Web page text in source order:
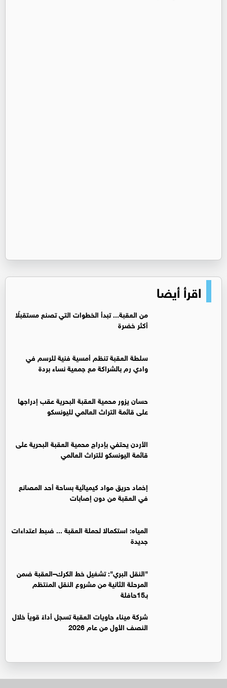
اقرأ أيضا
من العقبة... تبدأ الخطوات التي تصنع مستقبلًا
أكثر خضرة
سلطة العقبة تنظم أمسية فنية للرسم في
وادي رم بالشراكة مع جمعية نساء بردة
حسان يزور محمية العقبة البحرية عقب إدراجها
على قائمة التراث العالمي لليونسكو
الأردن يحتفي بإدراج محمية العقبة البحرية على
قائمة اليونسكو للتراث العالمي
إخماد حريق مواد كيميائية بساحة أحد المصانع
في العقبة من دون إصابات
المياه: استكمالا لحملة العقبة ... ضبط اعتداءات
جديدة
"النقل البري": تشغيل خط الكرك–العقبة ضمن
المرحلة الثانية من مشروع النقل المنتظم
بـ15حافلة
شركة ميناء حاويات العقبة تسجل أداءً قوياً خلال
النصف الأول من عام 2026